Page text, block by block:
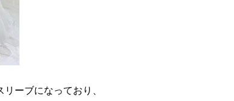
ーブになっており、